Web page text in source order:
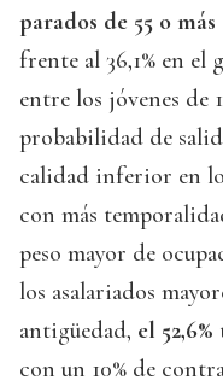
parados de 55 o
frente al 36,1% en el
entre los jóvenes de
probabilidad de
calidad inferior en
con más
peso mayor de
los asalariados
antigüedad, el
con un 10% de